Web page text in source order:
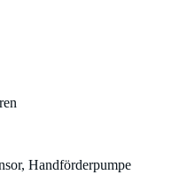
Handförderpumpe